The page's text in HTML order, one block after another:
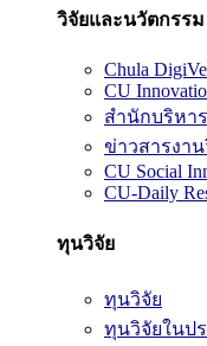
วิจัยและนวัตกรรม
Chula
CU
สำนักบริหา
ข่าวสารงา
CU Social
CU-Daily
ทุนวิจัย
ทุนวิจัย
ทุนวิจัยในป